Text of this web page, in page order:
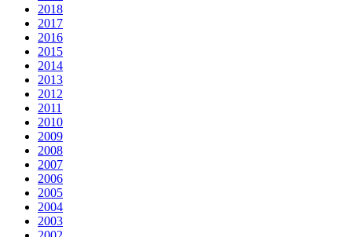
2018
2017
2016
2015
2014
2013
2012
2011
2010
2009
2008
2007
2006
2005
2004
2003